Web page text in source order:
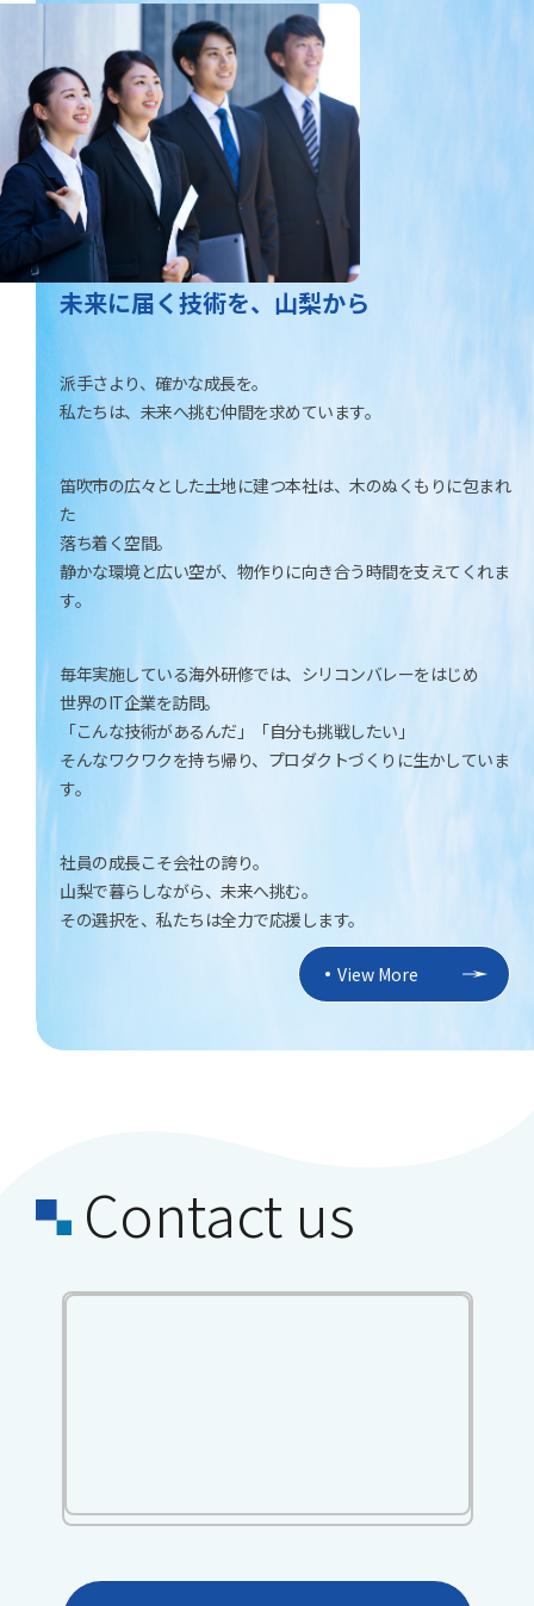
未来に届く技術を、山梨から
派手さより、確かな成長を。
私たちは、未来へ挑む仲間を求めています。
笛吹市の広々とした土地に建つ本社は、木のぬくもりに包まれ
た
落ち着く空間。
静かな環境と広い空が、物作りに向き合う時間を支えてくれま
す。
毎年実施している海外研修では、シリコンバレーをはじめ
世界のIT企業を訪問。
「こんな技術があるんだ」「自分も挑戦したい」
そんなワクワクを持ち帰り、プロダクトづくりに生かしていま
す。
社員の成長こそ会社の誇り。
山梨で暮らしながら、未来へ挑む。
その選択を、私たちは全力で応援します。
View More
Contact us